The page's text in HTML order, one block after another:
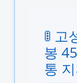
🚦
봉
통